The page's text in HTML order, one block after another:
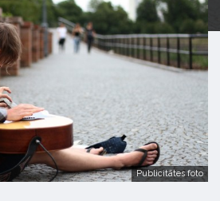
Publicitātes foto